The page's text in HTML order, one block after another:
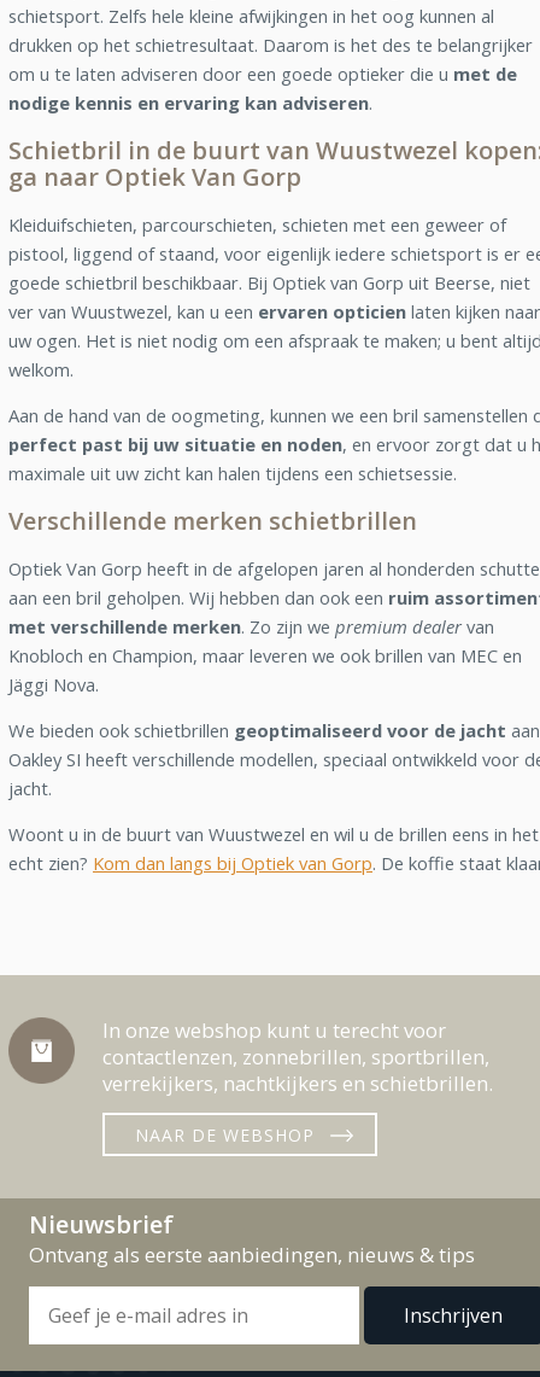
schietsport. Zelfs hele kleine afwijkingen in het oog kunnen al
drukken op het schietresultaat. Daarom is het des te belangrijker
om u te laten adviseren door een goede optieker die u met de
nodige kennis en ervaring kan adviseren.
Schietbril in de buurt van Wuustwezel
ga naar Optiek Van Gorp
Kleiduifschieten, parcourschieten, schieten met een geweer of
pistool, liggend of staand, voor eigenlijk iedere schietsport is er
goede schietbril beschikbaar. Bij Optiek van Gorp uit Beerse, niet
ver van Wuustwezel, kan u een ervaren opticien laten kijken naar
uw ogen. Het is niet nodig om een afspraak te maken; u bent
welkom.
Aan de hand van de oogmeting, kunnen we een bril samenstellen
perfect past bij uw situatie en noden, en ervoor zorgt dat u
maximale uit uw zicht kan halen tijdens een schietsessie.
Verschillende merken schietbrillen
Optiek Van Gorp heeft in de afgelopen jaren al honderden
aan een bril geholpen. Wij hebben dan ook een ruim
met verschillende merken. Zo zijn we premium dealer van
Knobloch en Champion, maar leveren we ook brillen van MEC en
Jäggi Nova.
We bieden ook schietbrillen geoptimaliseerd voor de jacht
Oakley SI heeft verschillende modellen, speciaal ontwikkeld voor
jacht.
Woont u in de buurt van Wuustwezel en wil u de brillen eens in het
echt zien? Kom dan langs bij Optiek van Gorp. De koffie staat
In onze webshop kunt u terecht voor
contactlenzen, zonnebrillen, sportbrillen,
verrekijkers, nachtkijkers en schietbrillen.
NAAR DE WEBSHOP
Nieuwsbrief
Ontvang als eerste aanbiedingen, nieuws & tips